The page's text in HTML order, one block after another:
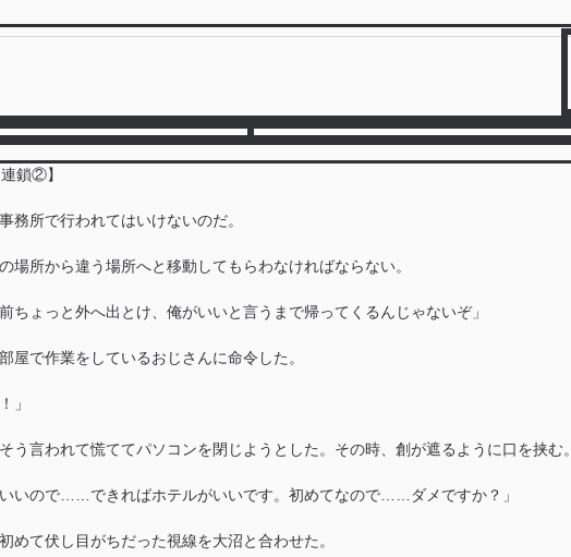
鎖②】
務所で行われてはいけないのだ。
場所から違う場所へと移動してもらわなければならない。
前ちょっと外へ出とけ、俺がいいと言うまで帰ってくるんじゃないぞ」
屋で作業をしているおじさんに命令した。
」
う言われて慌ててパソコンを閉じようとした。その時、創が遮るように口を挟む。
いいので……できればホテルがいいです。初めてなので……ダメですか？」
めて伏し目がちだった視線を大沼と合わせた。